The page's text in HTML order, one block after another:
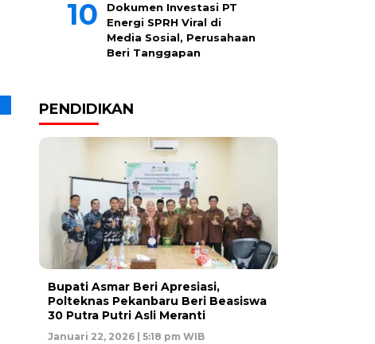
Dokumen Investasi PT
Energi SPRH Viral di
Media Sosial, Perusahaan
Beri Tanggapan
PENDIDIKAN
Bupati Asmar Beri Apresiasi,
Polteknas Pekanbaru Beri Beasiswa
30 Putra Putri Asli Meranti
Januari 22, 2026 | 5:18 pm WIB